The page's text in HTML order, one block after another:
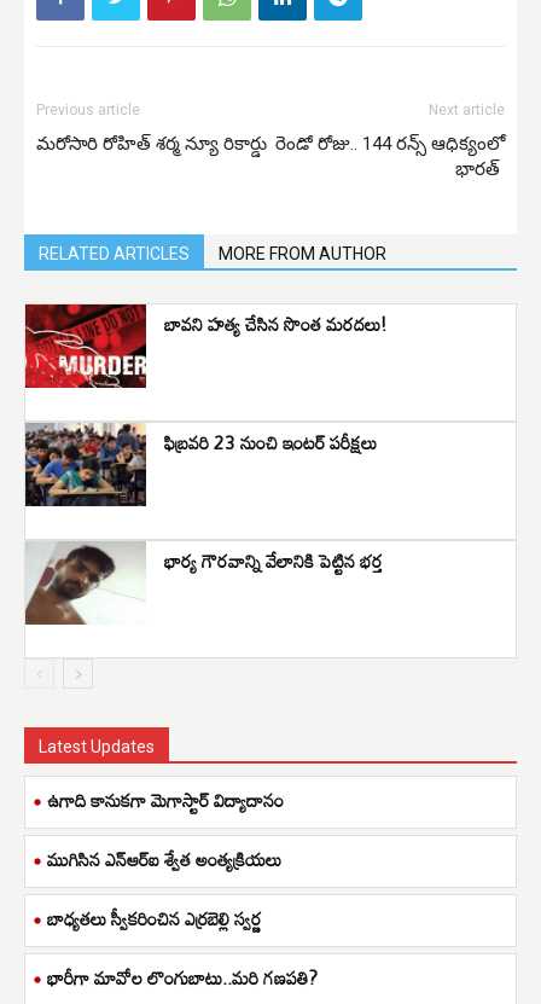
Previous article
మరోసారి రోహిత్ శర్మ న్యూ రికార్డు
Next article
రెండో రోజు.. 144 రన్స్ ఆధిక్యంలో
భారత్
RELATED ARTICLES MORE FROM AUTHOR
బావని హత్య చేసిన సొంత మరదలు!
ఫిబ్రవరి 23 నుంచి ఇంటర్ పరీక్షలు
భార్య గౌరవాన్ని వేలానికి పెట్టిన భర్త
Latest Updates
ఉగాది కానుకగా మెగాస్టార్ విద్యాదానం
ముగిసిన ఎన్ఆర్ఐ శ్వేత అంత్యక్రియలు
బాధ్యతలు స్వీకరించిన ఎర్రబెల్లి స్వర్ణ
భారీగా మావోల లొంగుబాటు..మరి గణపతి?